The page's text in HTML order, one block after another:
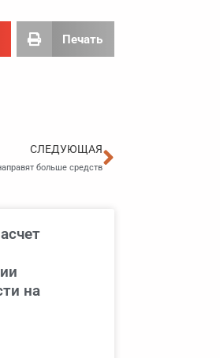
Печать
СЛЕДУЮЩАЯ
больше средств
на